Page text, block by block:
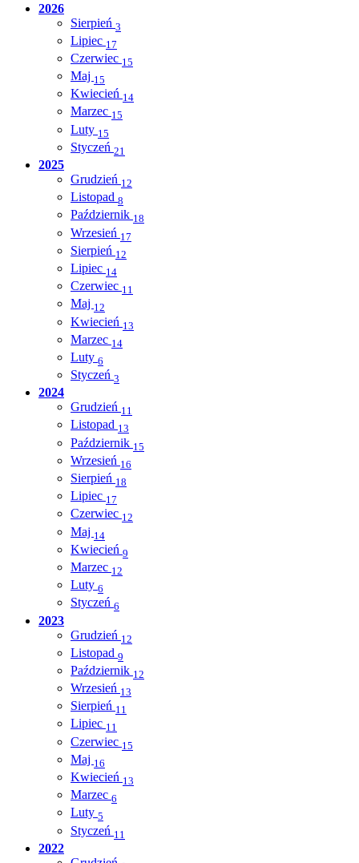
2026
Sierpień 3
Lipiec 17
Czerwiec 15
Maj 15
Kwiecień 14
Marzec 15
Luty 15
Styczeń 21
2025
Grudzień 12
Listopad 8
Październik 18
Wrzesień 17
Sierpień 12
Lipiec 14
Czerwiec 11
Maj 12
Kwiecień 13
Marzec 14
Luty 6
Styczeń 3
2024
Grudzień 11
Listopad 13
Październik 15
Wrzesień 16
Sierpień 18
Lipiec 17
Czerwiec 12
Maj 14
Kwiecień 9
Marzec 12
Luty 6
Styczeń 6
2023
Grudzień 12
Listopad 9
Październik 12
Wrzesień 13
Sierpień 11
Lipiec 11
Czerwiec 15
Maj 16
Kwiecień 13
Marzec 6
Luty 5
Styczeń 11
2022